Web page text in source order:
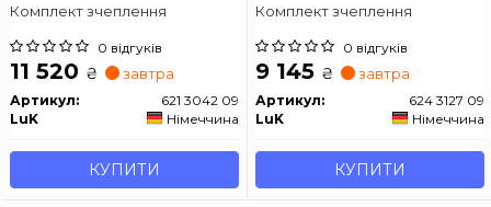
Комплект зчеплення
0 відгуків
11 520 ₴ завтра
Артикул:
621 3042 09
LuK
Німеччина
КУПИТИ
Комплект зчеплення
0 відгуків
9 145 ₴ завтра
Артикул:
624 3127 09
LuK
Німеччина
КУПИТИ